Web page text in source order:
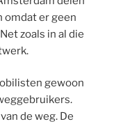
omdat er geen
zoals in al die
gewoon
de weg. De